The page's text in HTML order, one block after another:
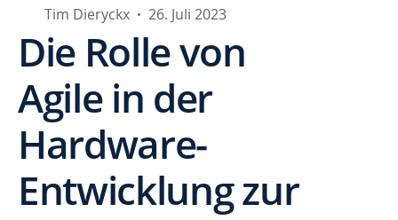
Die Rolle von
Agile in der
Hardware-
Entwicklung zur
26. Juli 2023
Tim Dieryckx •